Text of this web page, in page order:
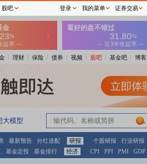
理财 保险 债券 视频 股吧 基金吧 博客
大模型 0
最新预告 分红送配 研报 个股研报 行业研报
基金定投 基金排行 经济 CPI PPI PMI GDP
股吧 登录 我的菜单 证券交易